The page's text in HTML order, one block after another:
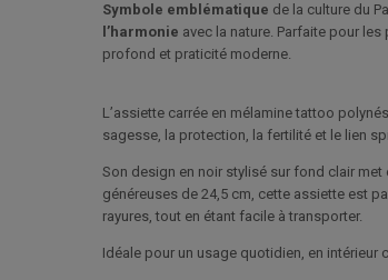
Symbole emblématique de la culture du
l’harmonie avec la nature. Parfaite pour
profond et praticité moderne.
L’assiette carrée en mélamine tattoo
sagesse, la protection, la fertilité et le lien
Son design en noir stylisé sur fond clair
généreuses de 24,5 cm, cette assiette est
rayures, tout en étant facile à transporter.
Idéale pour un usage quotidien, en intérieur